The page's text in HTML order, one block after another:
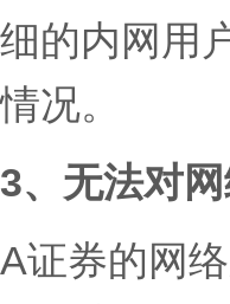
细的内网用
情况。
3、无法对
A证券的网